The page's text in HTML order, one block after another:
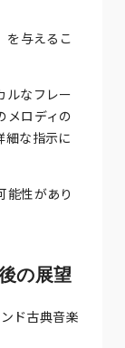
を与えるこ
ルなフレー
メロディの
細な指示に
能性があり
の展望
ド古典音楽